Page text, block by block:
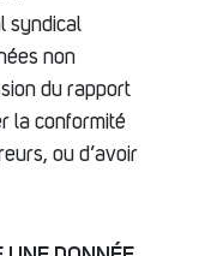
syndical
non
du rapport
la conformité
ou d’avoir